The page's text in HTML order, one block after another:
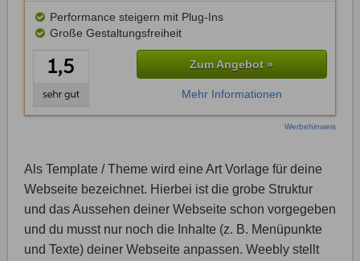
Performance steigern mit Plug-Ins
Große Gestaltungsfreiheit
Zum Angebot »
Mehr Informationen
Werbehinweis
Als Template / Theme wird eine Art Vorlage für deine
Webseite bezeichnet. Hierbei ist die grobe Struktur
und das Aussehen deiner Webseite schon vorgegeben
und du musst nur noch die Inhalte (z. B. Menüpunkte
und Texte) deiner Webseite anpassen. Weebly stellt